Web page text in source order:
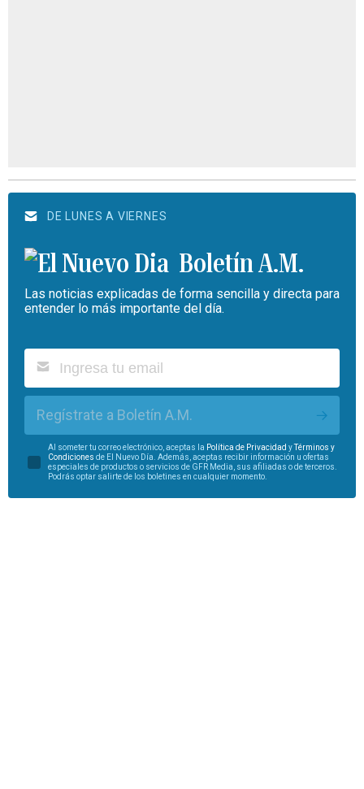
DE LUNES A VIERNES
Boletín A.M.
Las noticias explicadas de forma sencilla y directa para
entender lo más importante del día.
Regístrate a Boletín A.M.
Al someter tu correo electrónico, aceptas la Política de Privacidad yTérminos y
Condiciones de El Nuevo Día. Además, aceptas recibir información u ofertas
especiales de productos o servicios de GFR Media, sus afiliadas o de terceros.
Podrás optar salirte de los boletines en cualquier momento.